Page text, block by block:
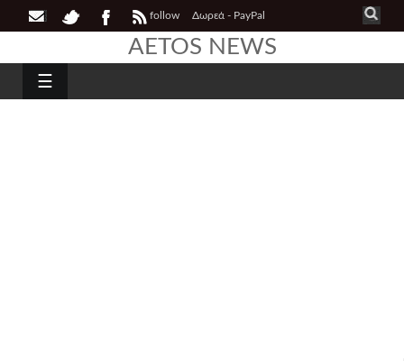
follow Δωρεά - PayPal
AETOS NEWS
☰